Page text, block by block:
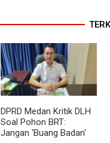
DPRD Medan Kritik DLH
Soal Pohon BRT:
Jangan 'Buang Badan'